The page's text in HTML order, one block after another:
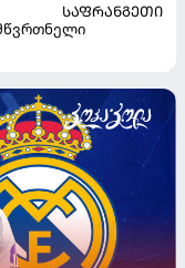
ᲡᲐᲤᲠᲐᲜᲒᲔᲗᲘ